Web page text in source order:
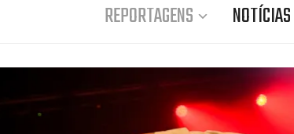
REPORTAGENS NOTÍCIAS